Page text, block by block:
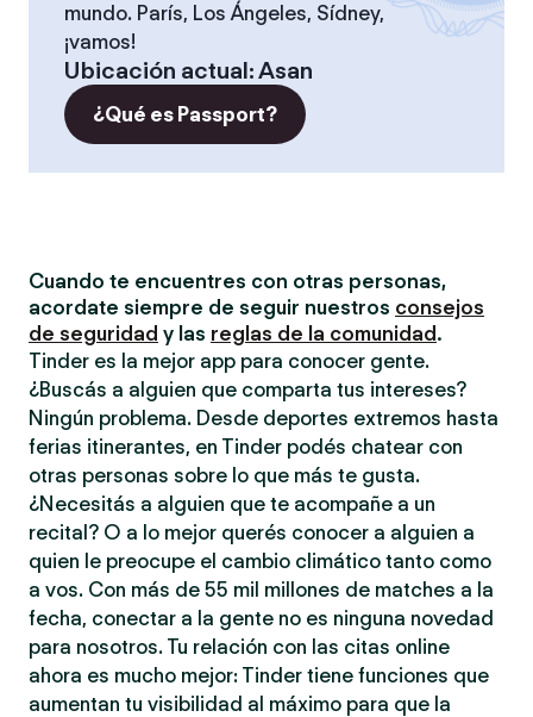
mundo. París, Los Ángeles, Sídney,
¡vamos!
Ubicación actual:Asan
¿Qué es Passport?
Cuando te encuentres con otras personas,
acordate siempre de seguir nuestros consejos
de seguridad y las reglas de la comunidad .
Tinder es la mejor app para conocer gente.
¿Buscás a alguien que comparta tus intereses?
Ningún problema. Desde deportes extremos hasta
ferias itinerantes, en Tinder podés chatear con
otras personas sobre lo que más te gusta.
¿Necesitás a alguien que te acompañe a un
recital? O a lo mejor querés conocer a alguien a
quien le preocupe el cambio climático tanto como
a vos. Con más de 55 mil millones de matches a la
fecha, conectar a la gente no es ninguna novedad
para nosotros. Tu relación con las citas online
ahora es mucho mejor: Tinder tiene funciones que
aumentan tu visibilidad al máximo para que la